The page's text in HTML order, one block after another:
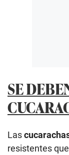
SE
Las
resistentes